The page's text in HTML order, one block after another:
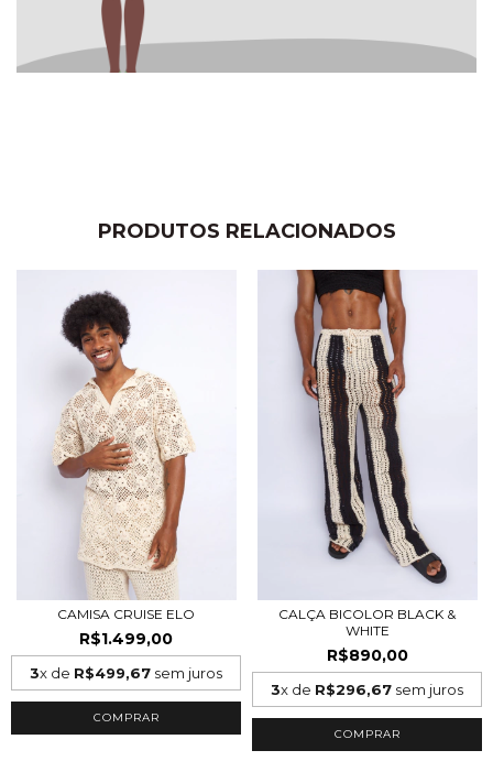
PRODUTOS RELACIONADOS
CAMISA CRUISE ELO
R$1.499,00
3x de R$499,67 sem juros
COMPRAR
CALÇA BICOLOR BLACK &
WHITE
R$890,00
3x de R$296,67 sem juros
COMPRAR